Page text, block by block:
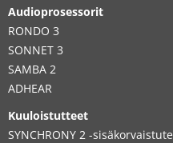
Audioprosessorit
RONDO 3
SONNET 3
SAMBA 2
ADHEAR
Kuuloistutteet
SYNCHRONY 2 -sisäkorvaistute